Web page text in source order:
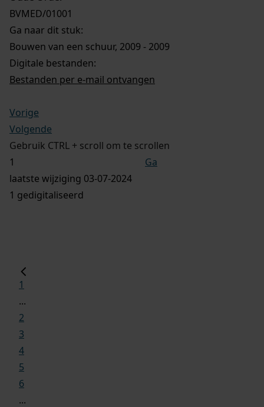
BVMED/01001
Ga naar dit stuk:
Bouwen van een schuur, 2009 - 2009
Digitale bestanden:
Bestanden per e-mail ontvangen
Vorige
Volgende
Gebruik CTRL + scroll om te scrollen
Ga
laatste wijziging 03-07-2024
1 gedigitaliseerd
1
...
2
3
4
5
6
...